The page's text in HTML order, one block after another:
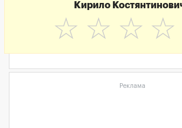
Кирило
☆
☆
☆
☆
Реклама